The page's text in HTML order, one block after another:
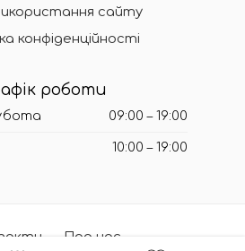
сайту
конфіденційності
роботи
09:00 – 19:00
10:00 – 19:00
Про нас